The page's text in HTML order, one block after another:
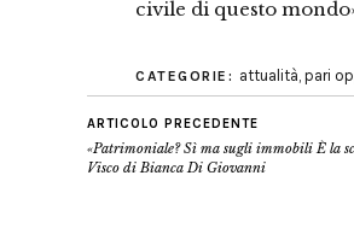
civile di questo
CATEGORIE: attualità, pari
ARTICOLO PRECEDENTE
«Patrimoniale? Sì ma sugli immobili È la
Visco di Bianca Di Giovanni